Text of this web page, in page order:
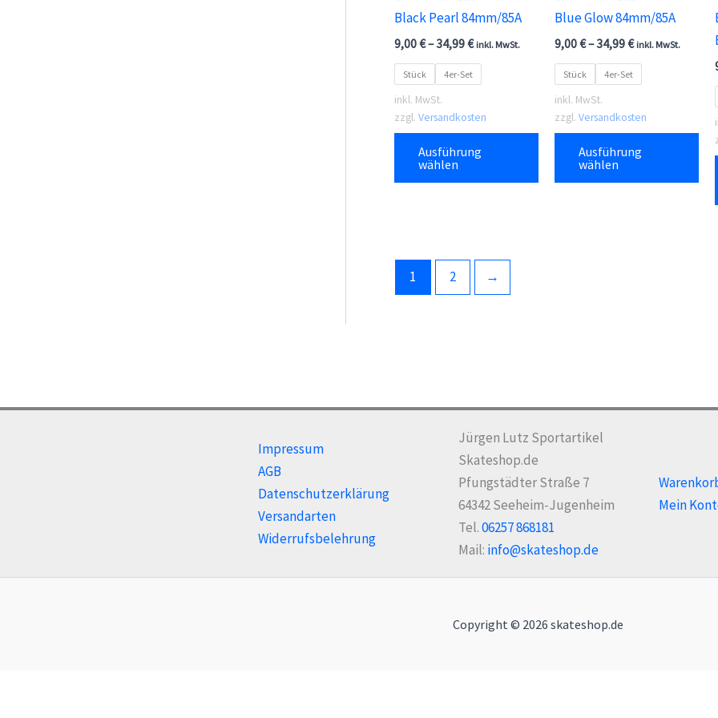
Black Pearl 84mm/85A
9,00€–34,99€ inkl. MwSt.
Stück 4er-Set
inkl. MwSt.
zzgl. Versandkosten
Ausführung
wählen
Dieses
Produkt
weist
gewählt
werden
Blue Glow 84mm/85A
9,00€–34,99€ inkl. MwSt.
Stück 4er-Set
inkl. MwSt.
zzgl. Versandkosten
Ausführung
wählen
1 2 →
Impressum
AGB
Datenschutzerklärung
Versandarten
Widerrufsbelehrung
Jürgen Lutz Sportartikel
Skateshop.de
Pfungstädter Straße 7
64342 Seeheim-Jugenheim
Tel.06257 868181
Mail: info@skateshop.de
Mein
Copyright © 2026 skateshop.de